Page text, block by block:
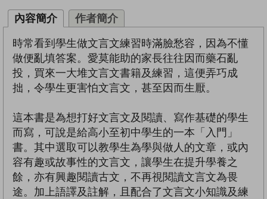
內容簡介 作者簡介
時常看到學生做文言文練習時滿臉愁容，因為不懂
做便亂填答案。愛莫能助的家長往往因而藥石亂
投，買來一大堆文言文書籍及練習，這便弄巧成
拙，令學生更害怕文言文，甚至因而生厭。
這本書是為想打好文言文及閱讀、寫作基礎的學生
而寫，可說是給高小至初中學生的一本「入門」
書。其中選取可以教學生為學與做人的文章，或內
容有趣或故事性的文言文，讓學生在提升學養之
餘，亦有興趣閱讀古文，不再視閱讀文言文為畏
途。加上語譯及註解，且配合了文言文小知識及練